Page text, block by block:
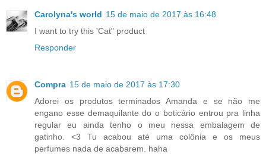
Carolyna's world 15 de maio de 2017 às 16:48
I want to try this 'Cat" product
Responder
Compra 15 de maio de 2017 às 17:30
Adorei os produtos terminados Amanda e se não me
engano esse demaquilante do o boticário entrou pra linha
regular eu ainda tenho o meu nessa embalagem de
gatinho. <3 Tu acabou até uma colônia e os meus
perfumes nada de acabarem. haha